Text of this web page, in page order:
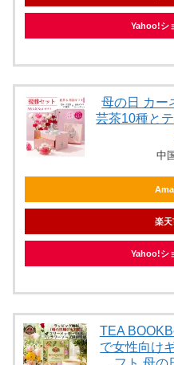
Yahoo!シ
母の日 カー
芸茶10種と
中
楽天
Yahoo!シ
TEA
で女性向け